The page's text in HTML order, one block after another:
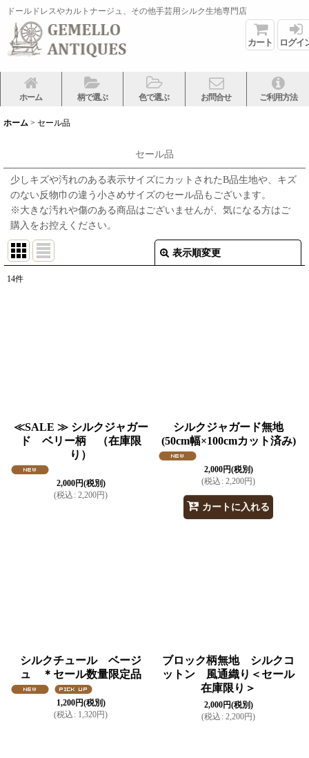
ドールドレスやカルトナージュ、その他手芸用シルク生地専門店
カート ログイ
ホーム 柄で選ぶ 色で選ぶ お問合せ ご利用方法
ホーム > セール品
セール品
少しキズや汚れのある表示サイズにカットされたB品生地や、キズ
のない反物巾の違う小さめサイズのセール品もございます。
※大きな汚れや傷のある商品はございませんが、気になる方はご
購入をお控えください。
表示順変更
14件
≪SALE ≫ シルクジャガー
ド ベリー柄 （在庫限
り）
2,000円(税別)
(税込 : 2,200円)
シルクジャガード無地
(50cm幅×100cmカット済み)
2,000円(税別)
(税込 : 2,200円)
カートに入れる
シルクチュール ベージ
ュ ＊セール数量限定品
1,200円(税別)
(税込 : 1,320円)
ブロック柄無地 シルクコ
ットン 風通織り＜セール
在庫限り＞
2,000円(税別)
(税込 : 2,200円)